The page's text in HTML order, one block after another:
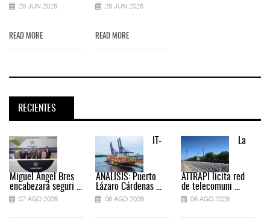
29 JUN 2026
READ MORE
26 JUN 2026
READ MORE
RECIENTES
Miguel Ángel Bres
encabezará seguri ...
07 AGO 2026
IT-
ANÁLISIS: Puerto
Lázaro Cárdenas ...
06 AGO 2026
La
ATTRAPI licita red
de telecomuni ...
06 AGO 2026